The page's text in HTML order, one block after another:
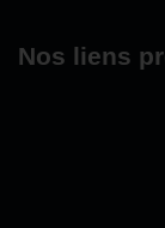
Nos liens